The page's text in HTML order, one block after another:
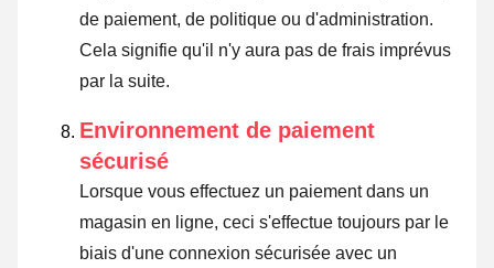
de paiement, de politique ou d'administration.
Cela signifie qu'il n'y aura pas de frais imprévus
par la suite.
Environnement de paiement
sécurisé
Lorsque vous effectuez un paiement dans un
magasin en ligne, ceci s'effectue toujours par le
biais d'une connexion sécurisée avec un